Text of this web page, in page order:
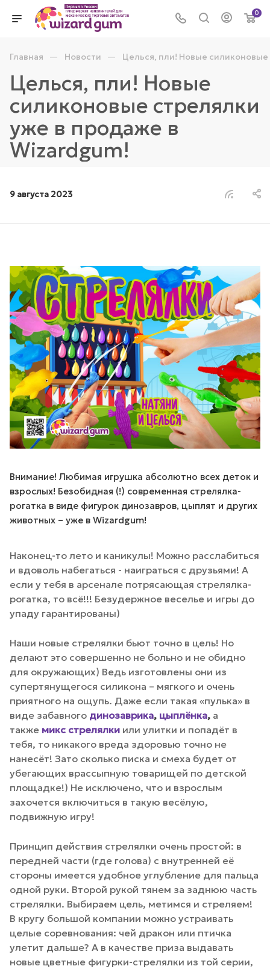
0
Главная — Новости — Целься, пли! Новые
Целься, пли! Новые
силиконовые стрелялки
уже в продаже в
Wizardgum!
9 августа 2023
Внимание! Любимая игрушка абсолютно всех деток и
взрослых! Безобидная (!) современная стрелялка-
рогатка в виде фигурок динозавров, цыплят и других
животных – уже в Wizardgum!
Наконец-то лето и каникулы! Можно расслабиться
и вдоволь набегаться - наиграться с друзьями! А
если у тебя в арсенале потрясающая стрелялка-
рогатка, то всё!!! Безудержное веселье и игры до
упаду гарантированы)
Наши новые стрелялки бьют точно в цель! Но
делают это совершенно не больно и не обидно
для окружающих) Ведь изготовлены они из
супертянущегося силикона – мягкого и очень
приятного на ощупь. Даже если такая «пулька» в
виде забавного динозаврика, цыплёнка, а
также микс стрелялки или улитки и попадёт в
тебя, то никакого вреда здоровью точно не
нанесёт! Зато сколько писка и смеха будет от
убегающих врассыпную товарищей по детской
площадке!) Не исключено, что и взрослым
захочется включиться в такую весёлую,
подвижную игру!
Принцип действия стрелялки очень простой: в
передней части (где голова) с внутренней её
стороны имеется удобное углубление для пальца
одной руки. Второй рукой тянем за заднюю часть
стрелялки. Выбираем цель, метимся и стреляем!
В кругу большой компании можно устраивать
целые соревнования: чей дракон или птичка
улетит дальше? А в качестве приза выдавать
новые цветные фигурки-стрелялки из той серии,